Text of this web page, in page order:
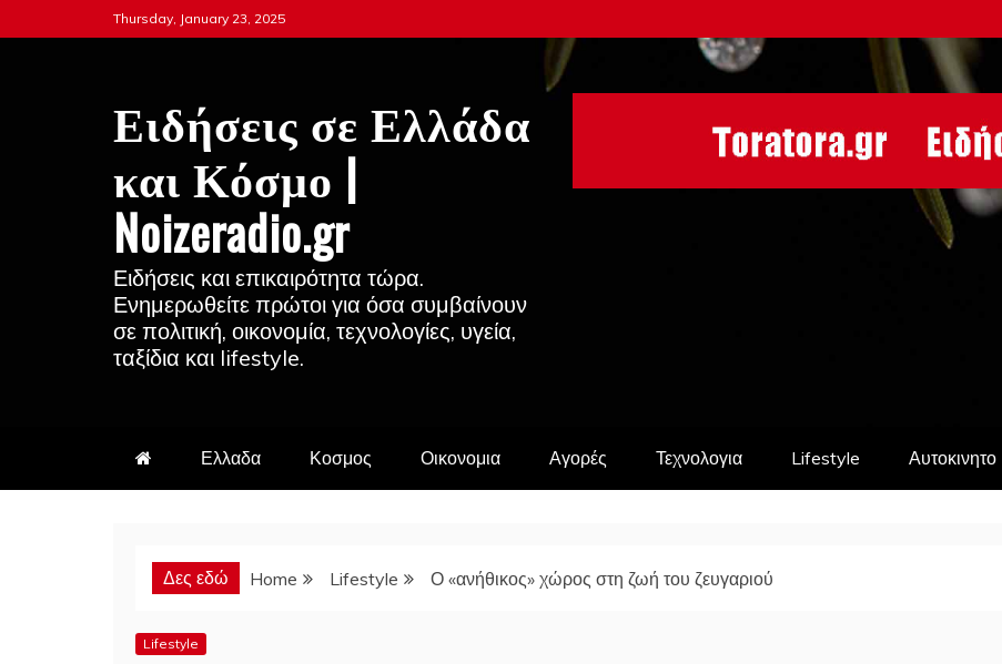
to
Thursday, January 23, 2025
Ειδήσεις σε Ελλάδα
και Κόσμο |
Noizeradio.gr
Ειδήσεις και επικαιρότητα τώρα.
Ενημερωθείτε πρώτοι για όσα συμβαίνουν
σε πολιτική, οικονομία, τεχνολογίες, υγεία,
ταξίδια και lifestyle.
Ελλαδα Κοσμος Οικονομια Αγορές Τεχνολογια Lifestyle Αυτοκινητο
Δες εδώ Home Lifestyle Ο «ανήθικος» χώρος στη ζωή του ζευγαριού
Lifestyle